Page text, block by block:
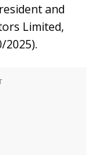
and
Limited,
2025).